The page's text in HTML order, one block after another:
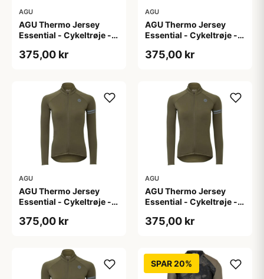
AGU
AGU Thermo Jersey
Essential - Cykeltrøje -
L
375,00 kr
AGU
AGU Thermo Jersey
Essential - Cykeltrøje -
M
375,00 kr
AGU
AGU Thermo Jersey
Essential - Cykeltrøje -
S
375,00 kr
AGU
AGU Thermo Jersey
Essential - Cykeltrøje -
XL
375,00 kr
SPAR 20%